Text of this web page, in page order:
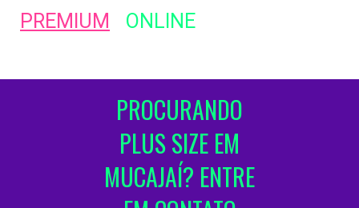
PREMIUM ONLINE
PROCURANDO
PLUS SIZE EM
MUCAJAÍ? ENTRE